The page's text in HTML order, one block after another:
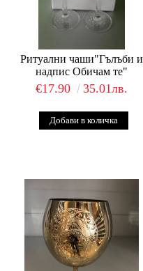
Ритуални чаши"Гълъби и
надпис Обичам те"
€17.90 35.01лв.